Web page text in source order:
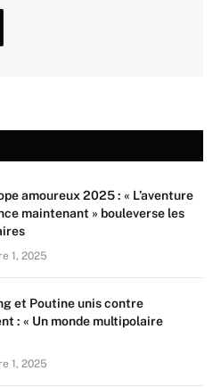
amoureux 2025 : « L’aventure
maintenant » bouleverse les
1, 2025
et Poutine unis contre
: « Un monde multipolaire
1, 2025